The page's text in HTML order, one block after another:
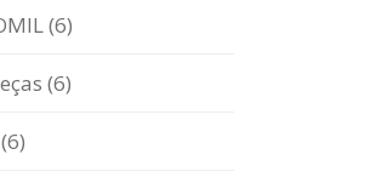
(6)
(6)